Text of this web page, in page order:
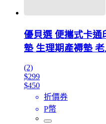
優貝選 便攜式卡通
墊 生理期產褥墊
(2)
$299
$450
折價券
P幣